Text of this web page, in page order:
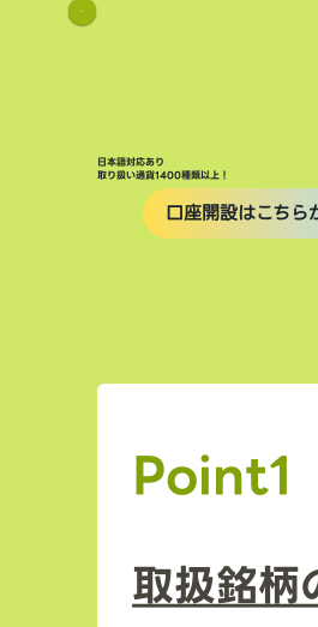
日本語対応あり
取り扱い通貨1400種類以上！
口座開設はこちら
Point1
取扱銘柄